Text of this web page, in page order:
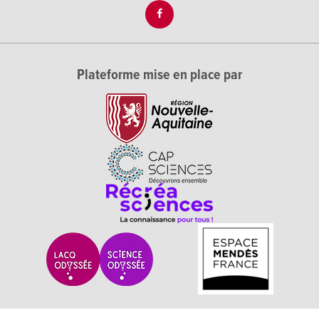
Plateforme mise en place par